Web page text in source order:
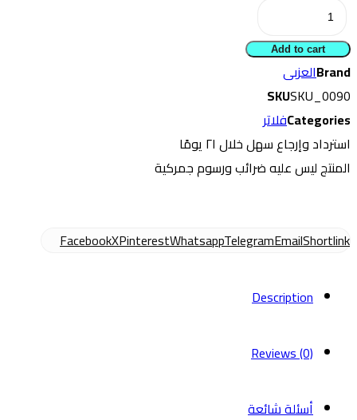
سيات
توليدو
2016
(
صينى
)
Add to cart
Brandالعزبى
SKUSKU_0090
Categoriesفلاتر
استرداد وإرجاع سهل خلال ۲۱ يومًا
المنتج ليس عليه ضرائب ورسوم جمركية
FacebookXPinterestWhatsappTelegramEmailShortlink
Description
Reviews (0)
أسئلة شائعة